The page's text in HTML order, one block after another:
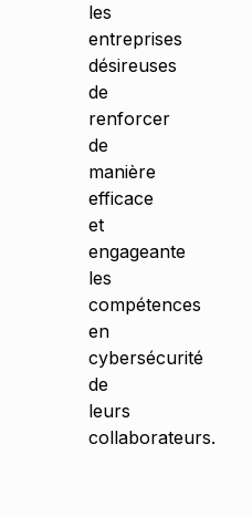
les
entreprises
désireuses
de
renforcer
de
manière
efficace
et
engageante
les
compétences
en
cybersécurité
de
leurs
collaborateurs.